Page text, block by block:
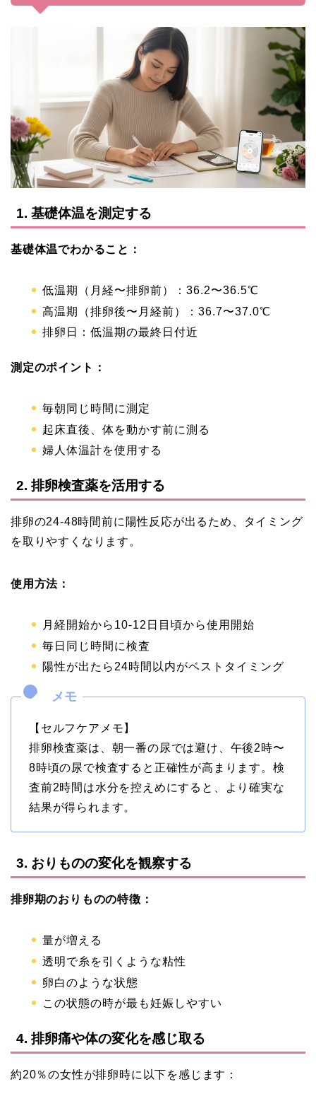
1. 基礎体温を測定する
基礎体温でわかること：
低温期（月経〜排卵前）：36.2〜36.5℃
高温期（排卵後〜月経前）：36.7〜37.0℃
排卵日：低温期の最終日付近
測定のポイント：
毎朝同じ時間に測定
起床直後、体を動かす前に測る
婦人体温計を使用する
2. 排卵検査薬を活用する
排卵の24-48時間前に陽性反応が出るため、タイミング
を取りやすくなります。
使用方法：
月経開始から10-12日目頃から使用開始
毎日同じ時間に検査
陽性が出たら24時間以内がベストタイミング
【セルフケアメモ】
排卵検査薬は、朝一番の尿では避け、午後2時〜
8時頃の尿で検査すると正確性が高まります。検
査前2時間は水分を控えめにすると、より確実な
結果が得られます。
3. おりものの変化を観察する
排卵期のおりものの特徴：
量が増える
透明で糸を引くような粘性
卵白のような状態
この状態の時が最も妊娠しやすい
4. 排卵痛や体の変化を感じ取る
約20％の女性が排卵時に以下を感じます：